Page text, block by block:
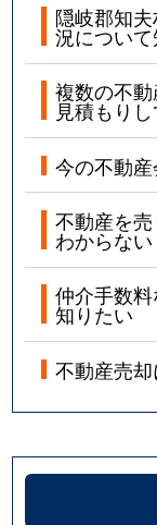
隠岐郡知
況につい
複数の不
見積もり
今の不動
不動産を
わからない
仲介手数
知りたい
不動産売